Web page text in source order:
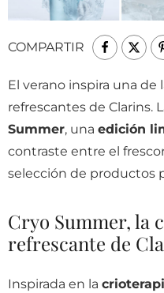
COMPARTIR
El verano inspira una de
refrescantes de Clarins.
Summer, una edición
contraste entre el
selección de productos
Cryo Summer, la
refrescante de
Inspirada en la